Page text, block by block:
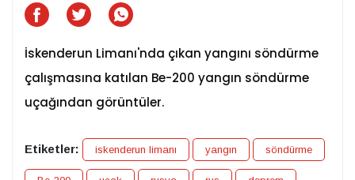
İskenderun Limanı'nda çıkan yangını söndürme
çalışmasına katılan Be-200 yangın söndürme
uçağından görüntüler.
Etiketler: iskenderun limanı yangın söndürme